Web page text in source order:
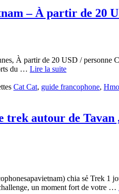
– À partir de 20
À partir de 20 USD /
du … Lire la suite
Cat Cat, guide francophone,
autour de Tavan
chia sẻ Trek 1
un moment fort de votre …